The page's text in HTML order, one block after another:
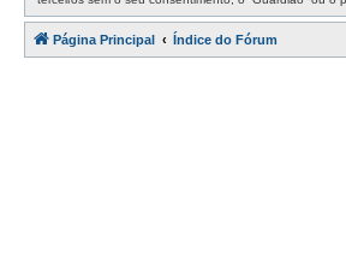
Página Principal Índice do Fórum